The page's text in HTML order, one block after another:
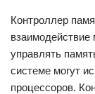
Контроллер
управлять
системе могут
процессоров.